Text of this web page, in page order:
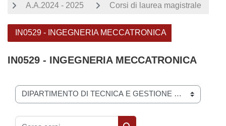
A.A.2024 - 2025 Corsi di laurea magistrale
IN0529 - INGEGNERIA MECCATRONICA
IN0529 - INGEGNERIA MECCATRONICA
Categorie di corso
Cerca corsi